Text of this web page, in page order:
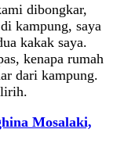
dibongkar,
kampung, saya
kakak saya.
kenapa rumah
dari kampung.
lirih.
Mosalaki,